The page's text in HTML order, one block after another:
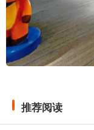
推荐阅读